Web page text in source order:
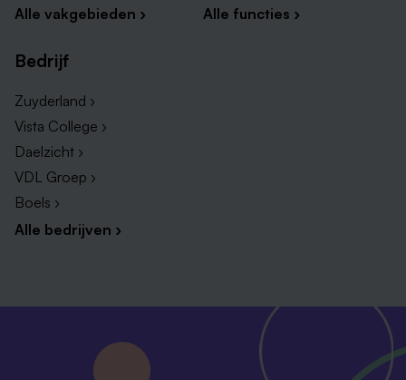
Alle vakgebieden ›
Alle functies ›
Bedrijf
Zuyderland ›
Vista College ›
Daelzicht ›
VDL Groep ›
Boels ›
Alle bedrijven ›